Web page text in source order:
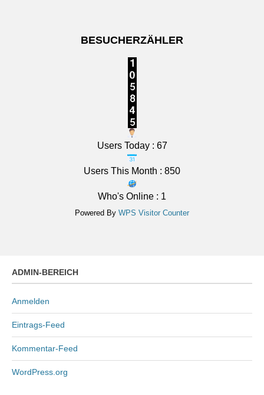
klar, teils wolkig und meist trocken, Tiefstwerte bei 19
Mittelfranken: Mehr Sonne als Wolken. Im Verlauf
höchstens im Süden Schauer und Gewitter möglich. In
der Nacht teils klar, teils wolkig und meist trocken,
Tiefstwerte bei 21 bis 18 Grad.
Das Regionalwetter für Mittelfranken: Mehr Sonne als
Wolken. Im Verlauf höchstens im Süden Schauer und
Gewitter möglich. In der Nacht teils klar, teils wolkig
BESUCHERZÄHLER
Users Today : 67
Users This Month : 850
Who's Online : 1
Powered By WPS Visitor Counter
ADMIN-BEREICH
Anmelden
Eintrags-Feed
Kommentar-Feed
WordPress.org